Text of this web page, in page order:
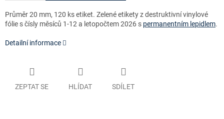
Průměr 20 mm, 120 ks etiket. Zelené etikety z destruktivní vinylové
fólie s čísly měsíců 1-12 a letopočtem 2026 s permanentním lepidlem.
Detailní informace
ZEPTAT SE HLÍDAT SDÍLET